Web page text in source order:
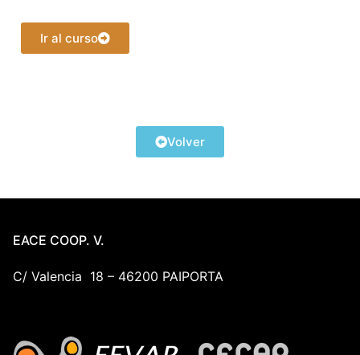
Ir al curso
Volver
EACE COOP. V.
C/ Valencia 18 – 46200 PAIPORTA